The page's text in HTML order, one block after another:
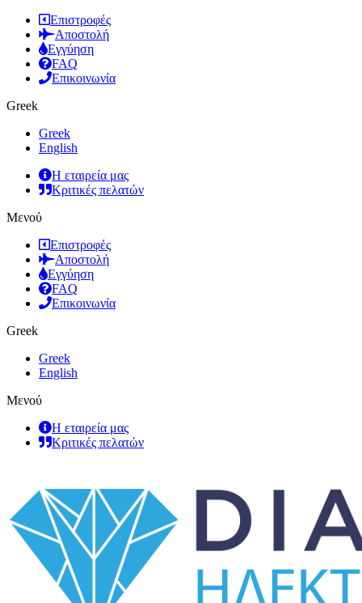
Επιστροφές
Αποστολή
Εγγύηση
FAQ
Επικοινωνία
Greek
Greek
English
Η εταιρεία μας
Κριτικές πελατών
Μενού
Επιστροφές
Αποστολή
Εγγύηση
FAQ
Επικοινωνία
Greek
Greek
English
Μενού
Η εταιρεία μας
Κριτικές πελατών